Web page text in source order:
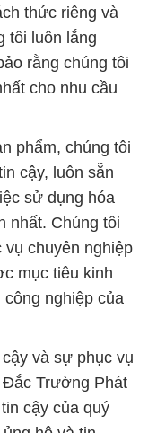
thức riêng và
tôi luôn lắng
rằng chúng tôi
cho nhu cầu
phẩm, chúng tôi
cậy, luôn sẵn
sử dụng hóa
nhất. Chúng tôi
chuyên nghiệp
mục tiêu kinh
nghiệp của
và sự phục vụ
Đắc Trường Phát
cậy của quý